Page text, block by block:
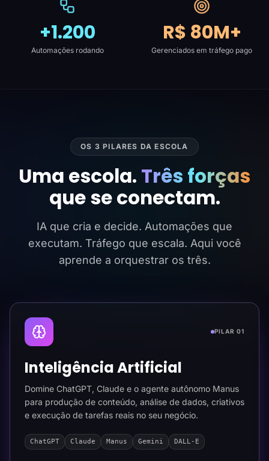
+1.200
Automações rodando
R$ 80M+
Gerenciados em tráfego pago
OS 3 PILARES DA ESCOLA
Uma escola. Três forças
que se conectam.
IA que cria e decide. Automações que
executam. Tráfego que escala. Aqui você
aprende a orquestrar os três.
PILAR 01
Inteligência Artificial
Domine ChatGPT, Claude e o agente autônomo Manus
para produção de conteúdo, análise de dados, criativos
e execução de tarefas reais no seu negócio.
ChatGPT Claude Manus Gemini DALL-E